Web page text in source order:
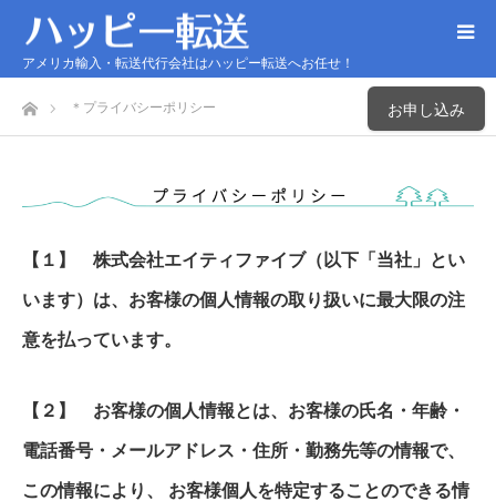
アメリカ輸入・転送代行会社はハッピー転送へお任せ！
お申し込み
ホーム＊プライバシーポリシー
【１】 株式会社エイティファイブ（以下「当社」とい
います）は、お客様の個人情報の取り扱いに最大限の注
意を払っています。
【２】 お客様の個人情報とは、お客様の氏名・年齢・
電話番号・メールアドレス・住所・勤務先等の情報で、
この情報により、 お客様個人を特定することのできる情